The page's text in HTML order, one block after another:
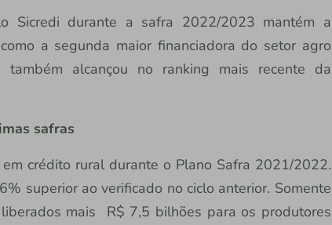
Sicredi durante a safra 2022/2023 mantém a
a segunda maior financiadora do setor agro
também alcançou no ranking mais recente da
safras
crédito rural durante o Plano Safra 2021/2022.
superior ao verificado no ciclo anterior. Somente
mais R$ 7,5 bilhões para os produtores